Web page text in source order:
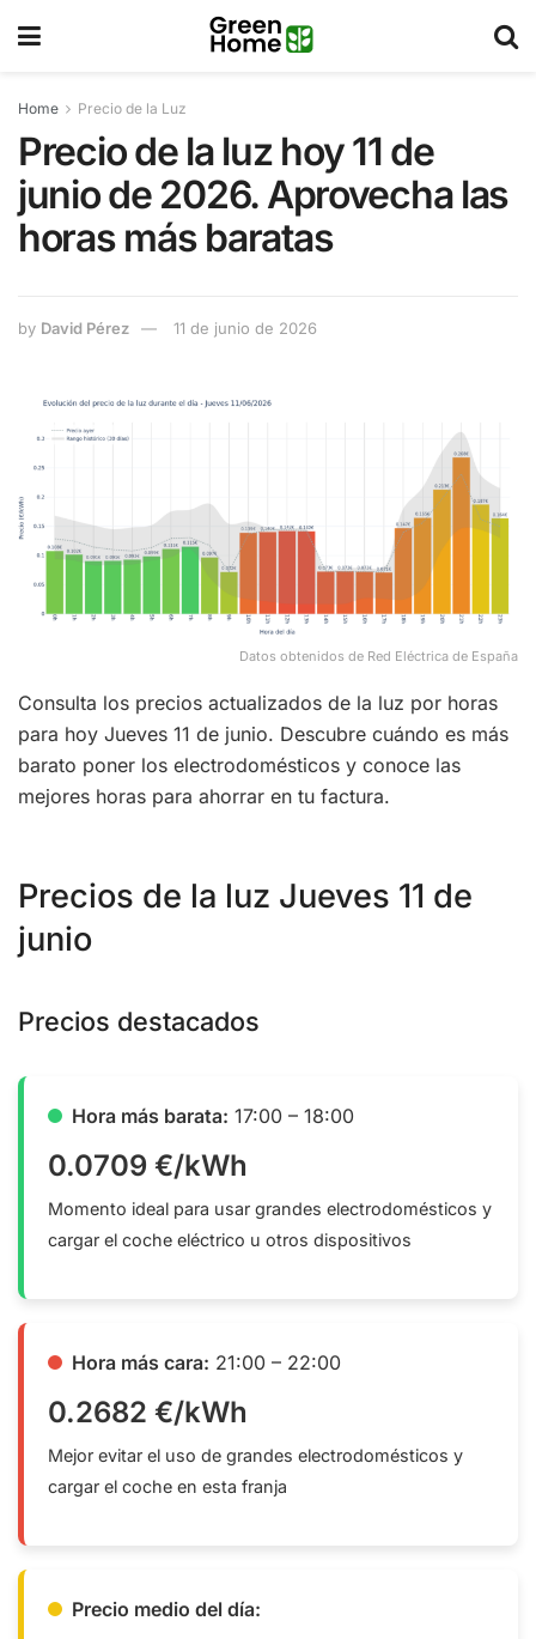
Home Precio de la Luz
Precio de la luz hoy 11 de
junio de 2026. Aprovecha las
horas más baratas
by David Pérez 11 de junio de 2026
Datos obtenidos de Red Eléctrica de España
Consulta los precios actualizados de la luz por horas
para hoy Jueves 11 de junio. Descubre cuándo es más
barato poner los electrodomésticos y conoce las
mejores horas para ahorrar en tu factura.
Precios de la luz Jueves 11 de
junio
Precios destacados
Hora más barata: 17:00 – 18:00
0.0709 €/kWh
Momento ideal para usar grandes electrodomésticos y
cargar el coche eléctrico u otros dispositivos
Hora más cara: 21:00 – 22:00
0.2682 €/kWh
Mejor evitar el uso de grandes electrodomésticos y
cargar el coche en esta franja
Precio medio del día: